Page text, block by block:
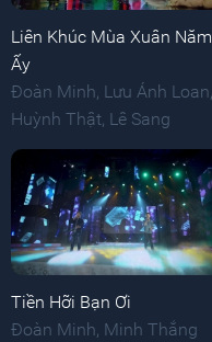
Liên Khúc Mùa Xuân Năm
Ấy
Đoàn Minh Lưu Ánh Loan
Huỳnh Thật Lê Sang
Tiền Hỡi Bạn Ơi
Đoàn Minh, Minh Thắng